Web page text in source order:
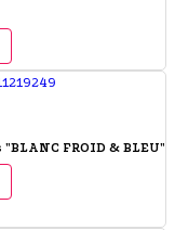
FROID & BLEU"